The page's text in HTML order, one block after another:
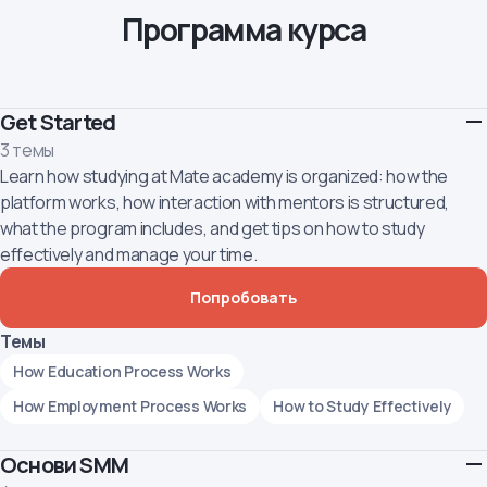
Программа курса
Get Started
3 темы
Learn how studying at Mate academy is organized: how the
platform works, how interaction with mentors is structured,
what the program includes, and get tips on how to study
effectively and manage your time.
Попробовать
Темы
How Education Process Works
How Employment Process Works
How to Study Effectively
Основи SMM